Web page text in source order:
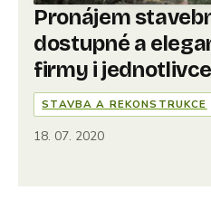
Pronájem
dostupné a
firmy i jednotlivce
STAVBA A REKONSTRUKCE
18. 07. 2020